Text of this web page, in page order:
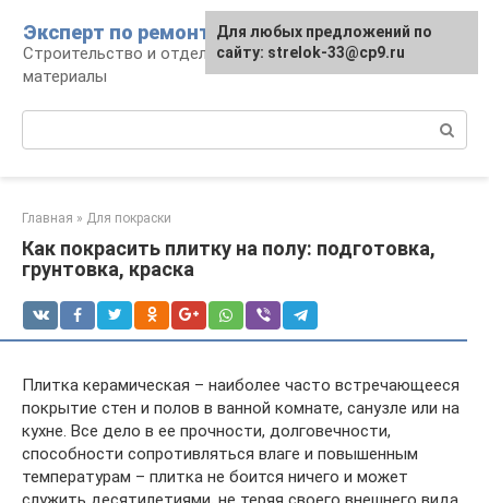
контенту
Эксперт по ремонту
Строительство и отделка: работы и
материалы
Главная » Для покраски
Как покрасить плитку на полу: подготовка,
грунтовка, краска
Плитка керамическая – наиболее часто встречающееся
покрытие стен и полов в ванной комнате, санузле или на
кухне. Все дело в ее прочности, долговечности,
способности сопротивляться влаге и повышенным
температурам – плитка не боится ничего и может
Для любых предложений по
сайту: strelok-33@cp9.ru
Для любых предложений по
сайту: strelok-33@cp9.ru